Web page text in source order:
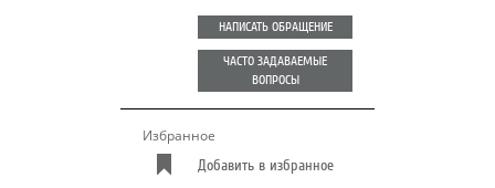
НАПИСАТЬ ОБРАЩЕНИЕ
ЧАСТО ЗАДАВАЕМЫЕ
ВОПРОСЫ
Избранное
Добавить в избранное